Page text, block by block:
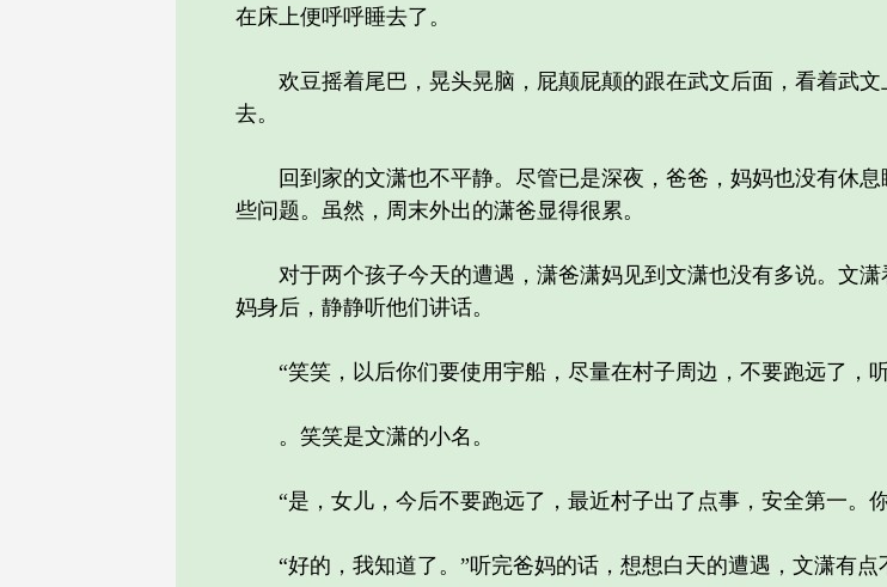
在床上便呼呼睡去了。
欢豆摇着尾巴，晃头晃脑，屁颠屁颠的跟在武文后面，看着武文
去。
回到家的文潇也不平静。尽管已是深夜，爸爸，妈妈也没有休息
些问题。虽然，周末外出的潇爸显得很累。
对于两个孩子今天的遭遇，潇爸潇妈见到文潇也没有多说。文潇
妈身后，静静听他们讲话。
“笑笑，以后你们要使用宇船，尽量在村子周边，不要跑远了，
。笑笑是文潇的小名。
“是，女儿，今后不要跑远了，最近村子出了点事，安全第一。
“好的，我知道了。”听完爸妈的话，想想白天的遭遇，文潇有点